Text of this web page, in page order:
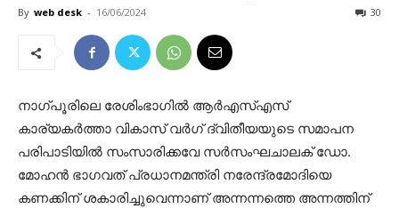
By web desk - 16/06/2024 30
നാഗ്പൂരിലെ രേശിംഭാഗില്‍ ആര്‍എസ്എസ്
കാര്യകര്‍ത്താ വികാസ് വര്‍ഗ് ദ്വിതീയയുടെ സമാപന
പരിപാടിയില്‍ സംസാരിക്കവേ സര്‍സംഘചാലക് ഡോ.
മോഹന്‍ ഭാഗവത് പ്രധാനമന്ത്രി നരേന്ദ്രമോദിയെ
കണക്കിന് ശകാരിച്ചുവെന്നാണ് അന്നന്നത്തെ അന്നത്തിന്